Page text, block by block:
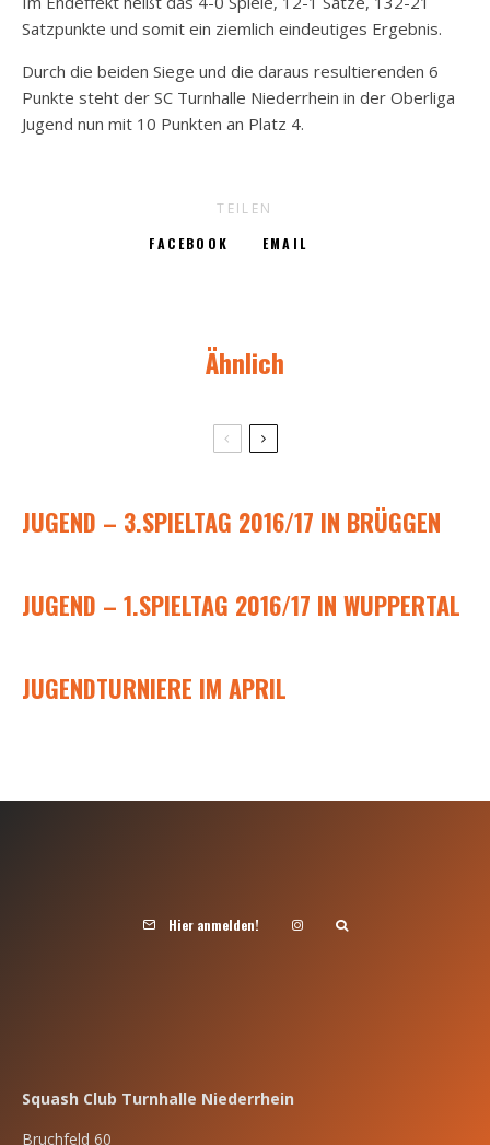
Satzpunkte und somit ein ziemlich eindeutiges Ergebnis.
Durch die beiden Siege und die daraus resultierenden 6
Punkte steht der SC Turnhalle Niederrhein in der Oberliga
Jugend nun mit 10 Punkten an Platz 4.
TEILEN
FACEBOOK
EMAIL
Ähnlich
JUGEND – 3.SPIELTAG 2016/17 IN BRÜGGEN
JUGEND – 1.SPIELTAG 2016/17 IN WUPPERTAL
JUGENDTURNIERE IM APRIL
Hier anmelden!
Squash Club Turnhalle Niederrhein
Bruchfeld 60